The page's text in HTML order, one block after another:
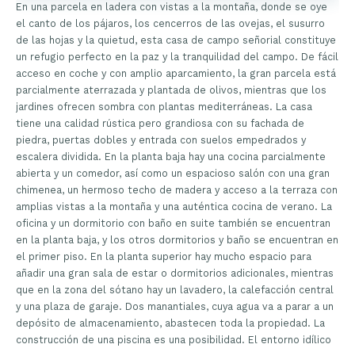
En una parcela en ladera con vistas a la montaña, donde se oye
el canto de los pájaros, los cencerros de las ovejas, el susurro
de las hojas y la quietud, esta casa de campo señorial constituye
un refugio perfecto en la paz y la tranquilidad del campo. De fácil
acceso en coche y con amplio aparcamiento, la gran parcela está
parcialmente aterrazada y plantada de olivos, mientras que los
jardines ofrecen sombra con plantas mediterráneas. La casa
tiene una calidad rústica pero grandiosa con su fachada de
piedra, puertas dobles y entrada con suelos empedrados y
escalera dividida. En la planta baja hay una cocina parcialmente
abierta y un comedor, así como un espacioso salón con una gran
chimenea, un hermoso techo de madera y acceso a la terraza con
amplias vistas a la montaña y una auténtica cocina de verano. La
oficina y un dormitorio con baño en suite también se encuentran
en la planta baja, y los otros dormitorios y baño se encuentran en
el primer piso. En la planta superior hay mucho espacio para
añadir una gran sala de estar o dormitorios adicionales, mientras
que en la zona del sótano hay un lavadero, la calefacción central
y una plaza de garaje. Dos manantiales, cuya agua va a parar a un
depósito de almacenamiento, abastecen toda la propiedad. La
construcción de una piscina es una posibilidad. El entorno idílico